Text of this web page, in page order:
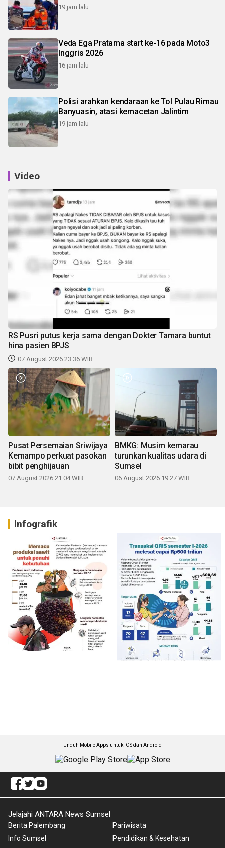
19 jam lalu
Veda Ega Pratama start ke-16 pada Moto3
Inggris 2026
16 jam lalu
Polisi arahkan kendaraan ke Tol Pulau Rimau
Banyuasin, atasi kemacetan Jalintim
19 jam lalu
Video
RS Pusri putus kerja sama dengan Dokter Tamara buntut
hina pasien BPJS
07 August 2026 23:36 WIB
Pusat Persemaian Sriwijaya
Kemampo perkuat pasokan
bibit penghijauan
07 August 2026 21:04 WIB
BMKG: Musim kemarau
turunkan kualitas udara di
Sumsel
06 August 2026 19:27 WIB
Infografik
Unduh Mobile Apps untuk iOS dan Android
Jelajahi ANTARA News Sumsel
Berita Palembang
Info Sumsel
Pariwisata
Pendidikan & Kesehatan